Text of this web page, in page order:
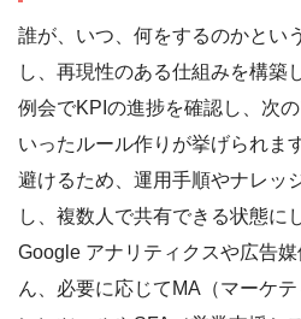
誰が、いつ、何をするのかとい
し、再現性のある仕組みを構築
例会でKPIの進捗を確認し、次
いったルール作りが挙げられま
避けるため、運用手順やナレッ
し、複数人で共有できる状態に
Google アナリティクスや広告
ん、必要に応じてMA（マーケ